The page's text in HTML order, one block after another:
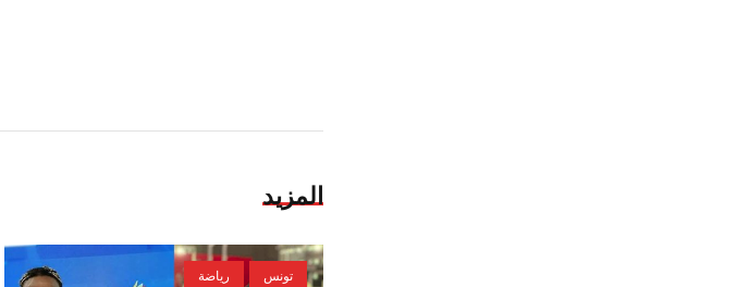
المزيد
تونس رياضة